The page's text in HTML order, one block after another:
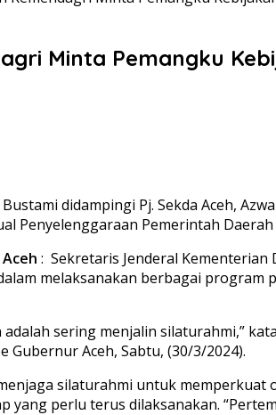
Minta Pemangku
didampingi Pj. Sekda Aceh,
Penyelenggaraan Pemerintah Daerah
: Sekretaris Jenderal Kementerian
melaksanakan berbagai program
sering menjalin silaturahmi,”
Gubernur Aceh, Sabtu, (30/3/2024).
silaturahmi untuk memperkuat
yang perlu terus dilaksanakan.